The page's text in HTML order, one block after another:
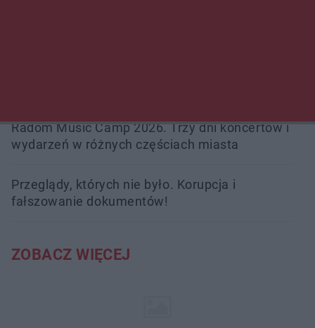
Radom Music Camp 2026. Trzy dni koncertów i
wydarzeń w różnych częściach miasta
Przeglądy, których nie było. Korupcja i
fałszowanie dokumentów!
ZOBACZ WIĘCEJ